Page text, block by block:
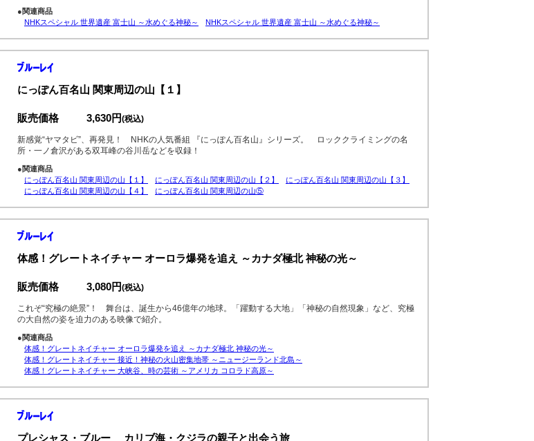
●関連商品
NHKスペシャル 世界遺産 富士山 ～水めぐる神秘～
NHKスペシャル 世界遺産 富士山 ～水めぐる神秘～
にっぽん百名山 関東周辺の山【１】
販売価格 3,630円(税込)
新感覚“ヤマタビ”、再発見！ NHKの人気番組 『にっぽん百名山』シリーズ。 ロッククライミングの名
所・一ノ倉沢がある双耳峰の谷川岳などを収録！
●関連商品
にっぽん百名山 関東周辺の山【１】
にっぽん百名山 関東周辺の山【２】
にっぽん百名山 関東周辺の山【３】
にっぽん百名山 関東周辺の山【４】
にっぽん百名山 関東周辺の山⑤
体感！グレートネイチャー オーロラ爆発を追え ～カナダ極北 神秘の光～
販売価格 3,080円(税込)
これぞ“究極の絶景”！ 舞台は、誕生から46億年の地球。「躍動する大地」「神秘の自然現象」など、究極
の大自然の姿を迫力のある映像で紹介。
●関連商品
体感！グレートネイチャー オーロラ爆発を追え ～カナダ極北 神秘の光～
体感！グレートネイチャー 接近！神秘の火山密集地帯 ～ニュージーランド北島～
体感！グレートネイチャー 大峡谷、時の芸術 ～アメリカ コロラド高原～
プレシャス・ブルー カリブ海・クジラの親子と出会う旅